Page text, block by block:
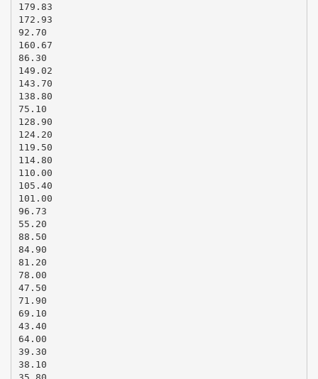
179.83
172.93
92.70
160.67
86.30
149.02
143.70
138.80
75.10
128.90
124.20
119.50
114.80
110.00
105.40
101.00
96.73
55.20
88.50
84.90
81.20
78.00
47.50
71.90
69.10
43.40
64.00
39.30
38.10
35.80